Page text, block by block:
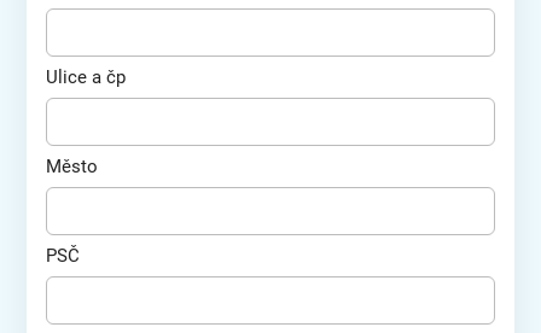
Ulice a čp
Město
PSČ